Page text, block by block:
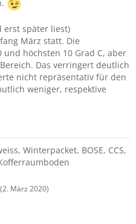
erst später liest)
März statt. Die
höchsten 10 Grad C, aber
Das verringert deutlich
nicht repräsentativ für den
weniger, respektive
Winterpacket, BOSE, CCS,
(2. März 2020)